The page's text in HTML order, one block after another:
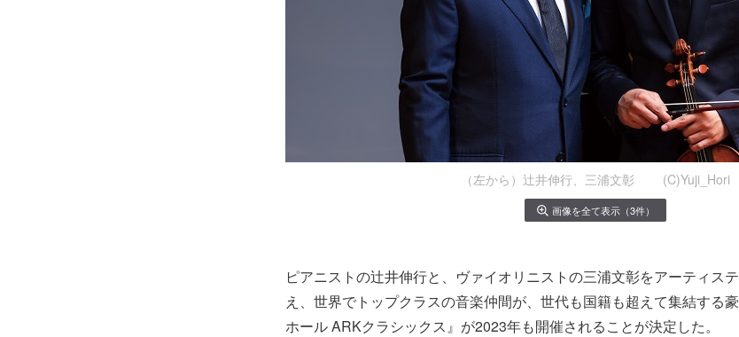
（左から）辻井伸行、三浦文彰 (C)Yuji_Hori
画像を全て表示（3件）
ピアニストの辻井伸行と、ヴァイオリニストの三浦文彰をアーティス
え、世界でトップクラスの音楽仲間が、世代も国籍も超えて集結する
ホール ARKクラシックス』が2023年も開催されることが決定した。